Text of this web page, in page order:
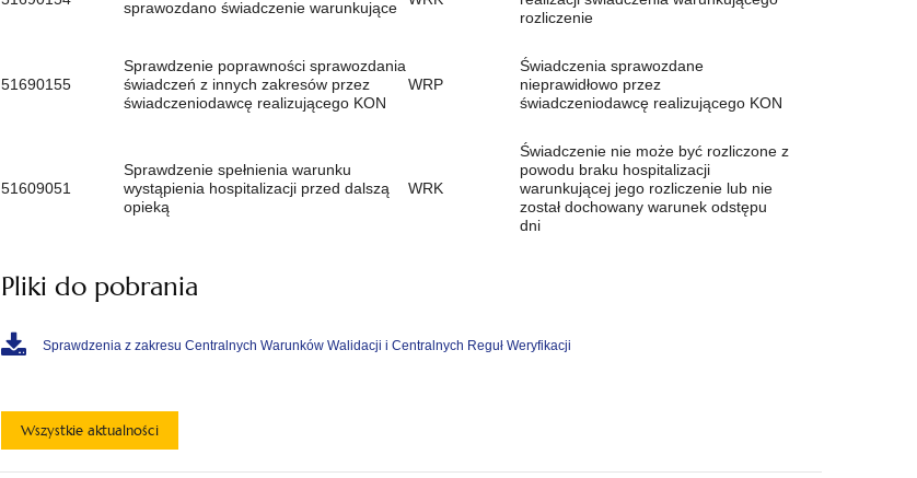
sprawozdano świadczenie warunkujące
rozliczenie
51690155
Sprawdzenie poprawności sprawozdania
świadczeń z innych zakresów przez
świadczeniodawcę realizującego KON
WRP
Świadczenia sprawozdane
nieprawidłowo przez
świadczeniodawcę realizującego KON
51609051
Sprawdzenie spełnienia warunku
wystąpienia hospitalizacji przed dalszą
opieką
WRK
Świadczenie nie może być rozliczone z
powodu braku hospitalizacji
warunkującej jego rozliczenie lub nie
został dochowany warunek odstępu
dni
Pliki do pobrania
Sprawdzenia z zakresu Centralnych Warunków Walidacji i Centralnych Reguł Weryfikacji
Wszystkie aktualności